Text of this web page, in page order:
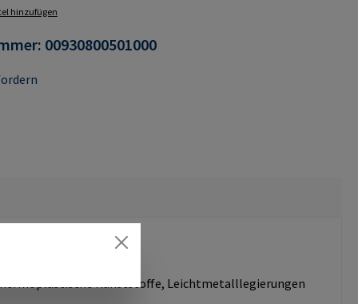
hinzufügen
00930800501000
Kunststoffe, Leichtmetalllegierungen